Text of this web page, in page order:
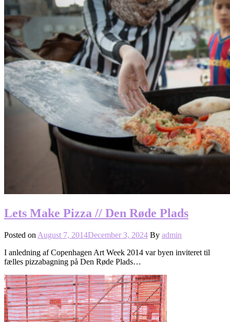
Lets Make Pizza // Den Røde Plads
Posted on August 7, 2014December 3, 2024 By admin
I anledning af Copenhagen Art Week 2014 var byen inviteret til
fælles pizzabagning på Den Røde Plads…